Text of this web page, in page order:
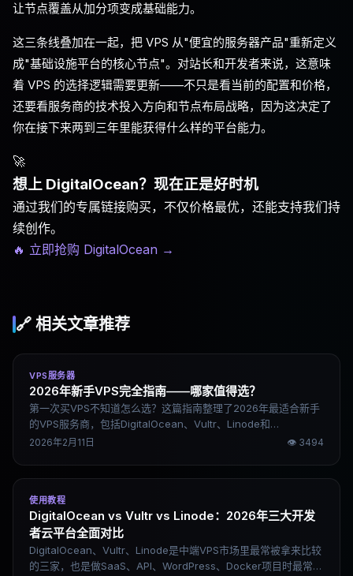
让节点覆盖从加分项变成基础能力。
这三条线叠加在一起，把 VPS 从"便宜的服务器产品"重新定义
成"基础设施平台的核心节点"。对站长和开发者来说，这意味
着 VPS 的选择逻辑需要更新——不只是看当前的配置和价格，
还要看服务商的技术投入方向和节点布局战略，因为这决定了
你在接下来两到三年里能获得什么样的平台能力。
🚀
想上 DigitalOcean？现在正是好时机
通过我们的专属链接购买，不仅价格最优，还能支持我们持
续创作。
🔥 立即抢购 DigitalOcean →
🔗 相关文章推荐
VPS服务器
2026年新手VPS完全指南——哪家值得选？
第一次买VPS不知道怎么选？这篇指南整理了2026年最适合新手
的VPS服务商，包括DigitalOcean、Vultr、Linode和
Kamatera，附真实优缺点和建站入门步骤。
2026年2月11日 👁 3494
使用教程
DigitalOcean vs Vultr vs Linode：2026年三大开发
者云平台全面对比
DigitalOcean、Vultr、Linode是中端VPS市场里最常被拿来比较
的三家，也是做SaaS、API、WordPress、Docker项目时最常被